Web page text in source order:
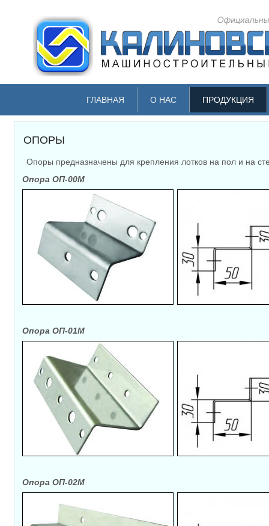
ГЛАВНАЯ О НАС ПРОДУКЦИЯ
ОПОРЫ
Опоры предназначены для крепления лотков на пол и на
Опора ОП-00М
Опора ОП-01М
Опора ОП-02М